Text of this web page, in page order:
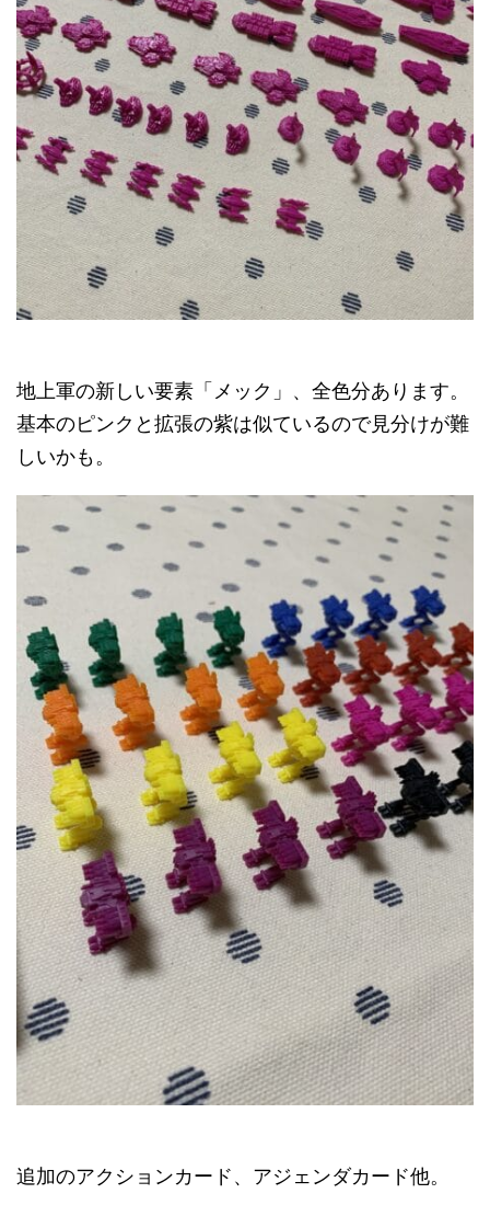
地上軍の新しい要素「メック」、全色分あります。
基本のピンクと拡張の紫は似ているので見分けが難
しいかも。
追加のアクションカード、アジェンダカード他。